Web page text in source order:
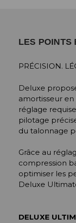
LES POINTS
PRÉCISION.
Deluxe
amortisseur
réglage
pilotage
du talonnage
Grâce au
compression
optimiser les
Deluxe
DELUXE